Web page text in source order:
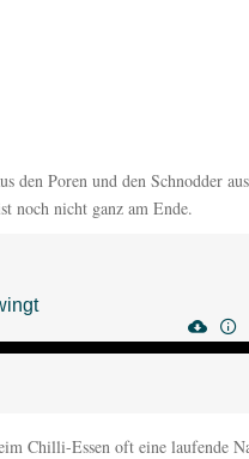
den Poren und den Schnodder
noch nicht ganz am Ende.
Chilli-Essen oft eine laufende